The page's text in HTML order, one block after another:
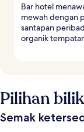
Bar hotel
mewah dengan
santapan
organik
Pilihan bilik
Semak